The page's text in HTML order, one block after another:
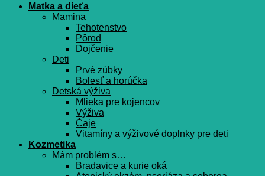
Matka a dieťa
Mamina
Tehotenstvo
Pôrod
Dojčenie
Deti
Prvé zúbky
Bolesť a horúčka
Detská výživa
Mlieka pre kojencov
Výživa
Čaje
Vitamíny a výživové doplnky pre deti
Kozmetika
Mám problém s…
Bradavice a kurie oká